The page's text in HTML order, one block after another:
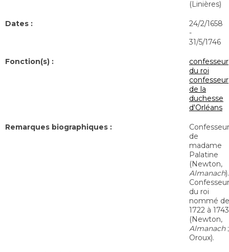
(Linières)
Dates :
24/2/1658
-
31/5/1746
Fonction(s) :
confesseur
du roi
confesseur
de la
duchesse
d'Orléans
Remarques biographiques :
Confesseur
de
madame
Palatine
(Newton,
Almanach).
Confesseur
du roi
nommé de
1722 à 1743
(Newton,
Almanach;
Oroux).